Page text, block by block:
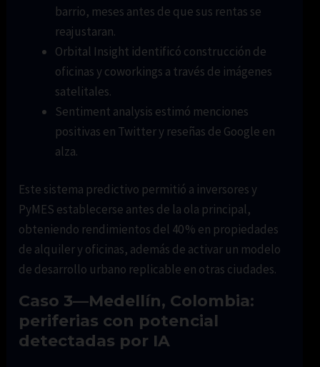
barrio, meses antes de que sus rentas se
reajustaran.
Orbital Insight identificó construcción de
oficinas y coworkings a través de imágenes
satelitales.
Sentiment analysis estimó menciones
positivas en Twitter y reseñas de Google en
alza.
Este sistema predictivo permitió a inversores y
PyMES establecerse antes de la ola principal,
obteniendo rendimientos del 40 % en propiedades
de alquiler y oficinas, además de activar un modelo
de desarrollo urbano replicable en otras ciudades.
Caso 3—Medellín, Colombia:
periferias con potencial
detectadas por IA